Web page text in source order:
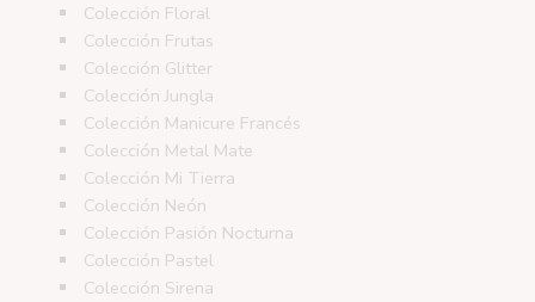
Colección Floral
Colección Frutas
Colección Glitter
Colección Jungla
Colección Manicure Francés
Colección Metal Mate
Colección Mi Tierra
Colección Neón
Colección Pasión Nocturna
Colección Pastel
Colección Sirena